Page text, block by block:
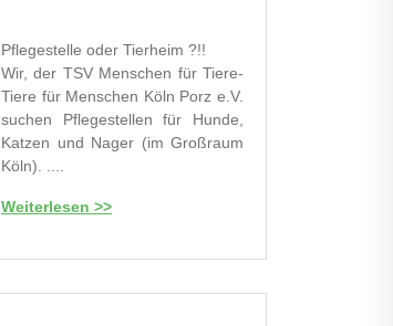
Pflegestelle oder Tierheim ?!!
Wir, der TSV Menschen für Tiere-
Tiere für Menschen Köln Porz e.V.
suchen Pflegestellen für Hunde,
Katzen und Nager (im Großraum
Köln). ....
Weiterlesen >>